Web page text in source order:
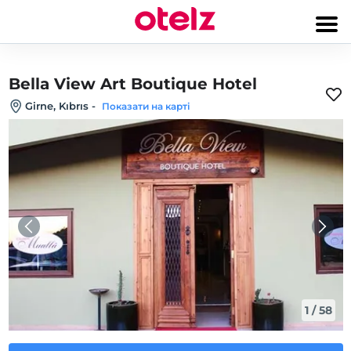
Bella View Art Boutique Hotel
Girne, Kıbrıs - Показати на карті
1 /58